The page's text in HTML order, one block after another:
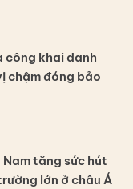
công khai danh
chậm đóng bảo
tăng sức hút
lớn ở châu Á